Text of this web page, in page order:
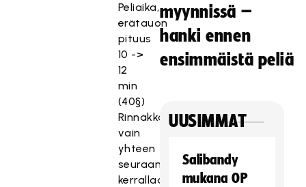
Peliaika,
erätauon
pituus
10 ->
12
min
(40§)
Rinnakkaisedustusoikeus,
vain
yhteen
seuraan
kerrallaan
myynnissä –
hanki ennen
ensimmäistä peliä
UUSIMMAT
Salibandy
mukana OP